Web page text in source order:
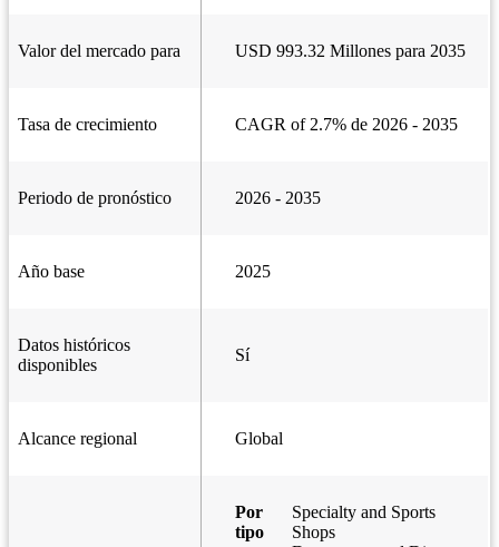
Valor del mercado para USD 993.32 Millones para 2035
Tasa de crecimiento CAGR of 2.7% de 2026 - 2035
Periodo de pronóstico 2026 - 2035
Año base 2025
Datos históricos
disponibles
Sí
Alcance regional Global
Por
tipo
Specialty and Sports
Shops